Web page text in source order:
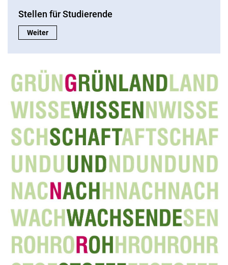
Stellen für Studierende
Stellen für Studierende:
Weiter